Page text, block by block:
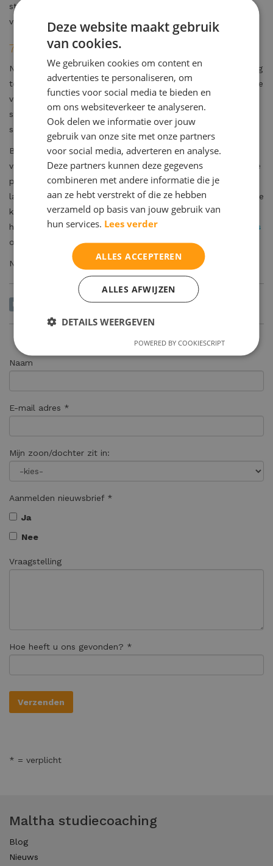
studiecoach. Vaak kan een kleine uitleg of een frisse blik al
veel verschil maken.
7. Sluit bewust af
Neem aan het einde van het schooljaar even de tijd om terug
te kijken. Waar ben je trots op? Wat ging goed? En wat wil je
volgend jaar anders aanpakken? Door hier bewust bij stil te
staan, begin je na de vakantie sterker aan een nieuw
schooljaar.
Bij Maltha studiecoaching zien we ieder jaar dat leerlingen
vaak meer kunnen bereiken dan ze zelf denken. Met de juiste
planning, begeleiding en doorzettingsvermogen zijn die
laatste weken niet alleen vol te houden, maar ook een mooie
kans om het schooljaar met vertrouwen af te sluiten. Heb jij
hulp nodig om de eindstreep te halen? Wij zijn er voor
bijles
of
huiswerkbegeleiding. Er zijn nog plekjes beschikbaar!
Nog even volhouden, de eindstreep is in zicht!
laatsteschoolweken eindeschooljaar
Naam
E-mail adres *
Mijn zoon/dochter zit in:
Aanmelden nieuwsbrief *
Ja
Nee
Vraagstelling
Hoe heeft u ons gevonden? *
* = verplicht
Maltha studiecoaching
Blog
Nieuws
Deze website maakt gebruik
van cookies.
We gebruiken cookies om content en
advertenties te personaliseren, om
functies voor social media te bieden en
om ons websiteverkeer te analyseren.
Ook delen we informatie over jouw
gebruik van onze site met onze partners
voor social media, adverteren en analyse.
Deze partners kunnen deze gegevens
combineren met andere informatie die je
aan ze hebt verstrekt of die ze hebben
verzameld op basis van jouw gebruik van
hun services. Lees verder
ALLES ACCEPTEREN
ALLES AFWIJZEN
DETAILS WEERGEVEN
POWERED BY COOKIESCRIPT